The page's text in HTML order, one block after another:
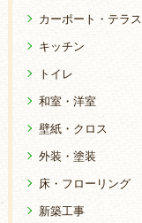
カーポート・テラス
キッチン
トイレ
和室・洋室
壁紙・クロス
外装・塗装
床・フローリング
新築工事